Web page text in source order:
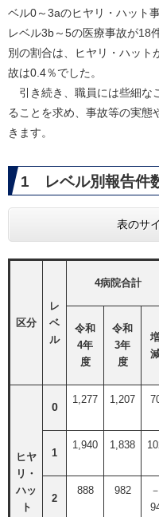
ベル0～3aのヒヤリ・ハット
レベル3b～5の医療事故が18
別の割合は、ヒヤリ・ハット
故は0.4％でした。
引き続き、職員には些細な
ることを求め、事故等の実態
きます。
1 レベル別報告件
表のサ
区分
レ
ベ
ル
4病院合計
令和
4年
度
令和
3年
度
ヒヤ
リ・
ハッ
ト
0
1,277 1,207
1
1,940 1,838
2
888 982
－